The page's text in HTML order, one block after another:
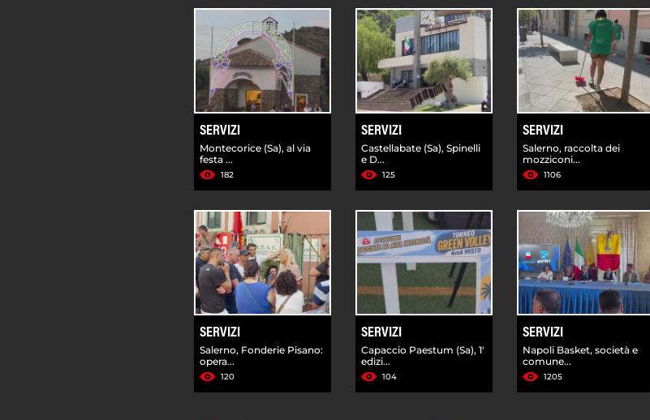
SERVIZI
Montecorice (Sa), al via
festa ...
182
SERVIZI
Castellabate (Sa), Spinelli
e D...
125
SERVIZI
Salerno, raccolta dei
mozziconi...
1106
SERVIZI
Salerno, Fonderie Pisano:
opera...
120
SERVIZI
Capaccio Paestum (Sa), 1'
edizi...
104
SERVIZI
Napoli Basket, società e
comune...
1205